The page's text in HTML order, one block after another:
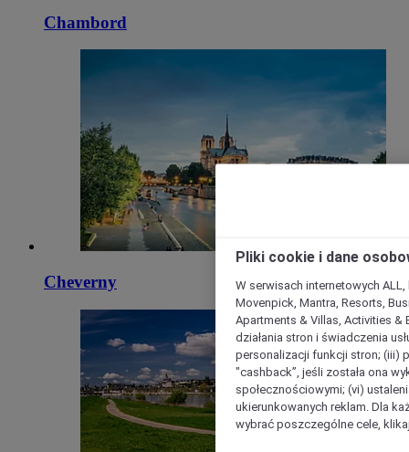
Chambord
Cheverny
Pliki cookie i dane
W serwisach internetowych
Movenpick, Mantra, Resorts,
Apartments & Villas, Activities &
działania stron i świadczenia
personalizacji funkcji stron; (iii)
"cashback”, jeśli została ona
społecznościowymi; (vi)
ukierunkowanych reklam. Dla
wybrać poszczególne cele,